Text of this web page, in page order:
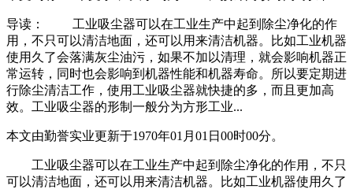
导读： 工业吸尘器可以在工业生产中起到除尘净化的作
用，不只可以清洁地面，还可以用来清洁机器。比如工业机器
使用久了会落满灰尘油污，如果不加以清理，就会影响机器正
常运转，同时也会影响到机器性能和机器寿命。所以要定期进
行除尘清洁工作，使用工业吸尘器就快捷的多，而且更加高
效。工业吸尘器的形制一般分为方形工业...
本文由勤誉实业更新于1970年01月01日00时00分。
工业吸尘器可以在工业生产中起到除尘净化的作用，不只
可以清洁地面，还可以用来清洁机器。比如工业机器使用久了